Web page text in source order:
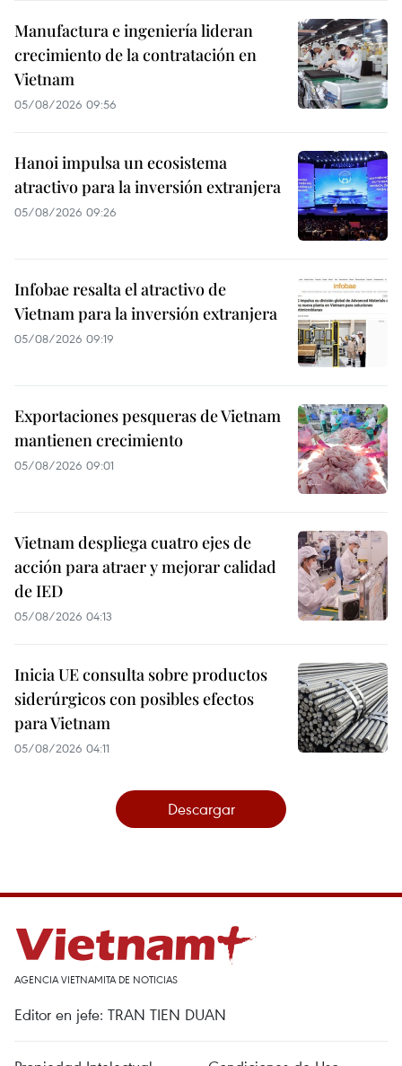
Manufactura e ingeniería lideran
crecimiento de la contratación en
Vietnam
05/08/2026 09:56
Hanoi impulsa un ecosistema
atractivo para la inversión extranjera
05/08/2026 09:26
Infobae resalta el atractivo de
Vietnam para la inversión extranjera
05/08/2026 09:19
Exportaciones pesqueras de Vietnam
mantienen crecimiento
05/08/2026 09:01
Vietnam despliega cuatro ejes de
acción para atraer y mejorar calidad
de IED
05/08/2026 04:13
Inicia UE consulta sobre productos
siderúrgicos con posibles efectos
para Vietnam
05/08/2026 04:11
Descargar
AGENCIA VIETNAMITA DE NOTICIAS
Editor en jefe: TRAN TIEN DUAN